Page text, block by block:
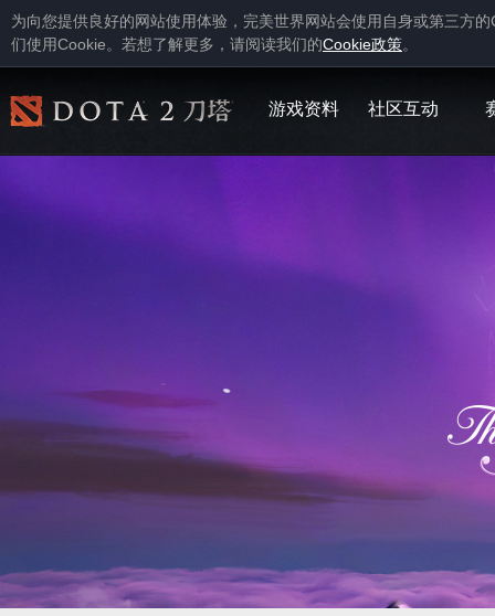
为向您提供良好的网站使用体验，完美世界网站会使用自身或第三方的
们使用Cookie。若想了解更多，请阅读我们的Cookie政策。
游戏资料 社区互动